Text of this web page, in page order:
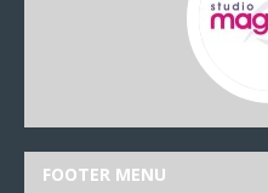
FOOTER MENU